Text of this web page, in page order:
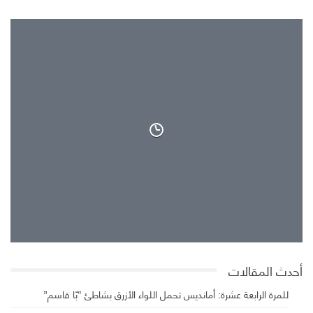
أحدث المقالات
للمرة الرابعة عشرة: أمانديس تحمل اللواء الأزرق بشاطئ “بّا قاسم”